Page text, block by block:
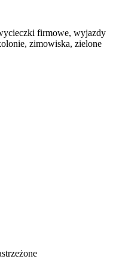
firmowe, wyjazdy
zimowiska, zielone